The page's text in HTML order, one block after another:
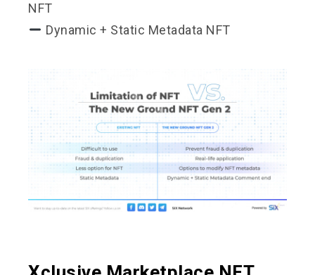
NFT
Dynamic + Static Metadata NFT